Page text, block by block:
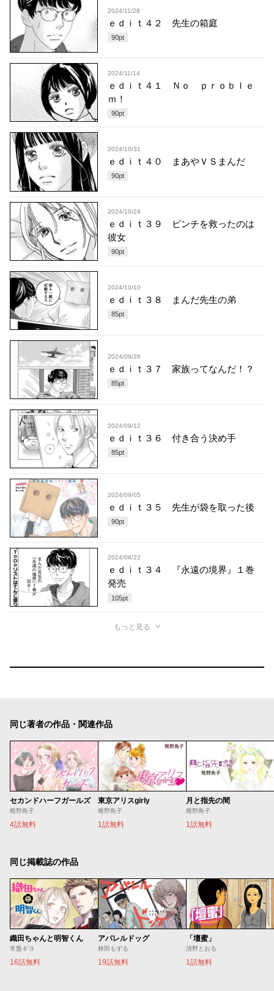
2024/11/28
ｅｄｉｔ４２ 先生の箱庭
90pt
2024/11/14
ｅｄｉｔ４１ Ｎｏ ｐｒｏｂｌｅ
ｍ！
90pt
2024/10/31
ｅｄｉｔ４０ まあやＶＳまんだ
90pt
2024/10/24
ｅｄｉｔ３９ ピンチを救ったのは
彼女
90pt
2024/10/10
ｅｄｉｔ３８ まんだ先生の弟
85pt
2024/09/26
ｅｄｉｔ３７ 家族ってなんだ！？
85pt
2024/09/12
ｅｄｉｔ３６ 付き合う決め手
85pt
2024/09/05
ｅｄｉｔ３５ 先生が袋を取った後
90pt
2024/08/22
ｅｄｉｔ３４ 『永遠の境界』１巻
発売
105pt
もっと見る
同じ著者の作品・関連作品
セカンドハーフガールズ
稚野鳥子
4話無料
東京アリスgirly
稚野鳥子
1話無料
月と指先の間
稚野鳥子
1話無料
同じ掲載誌の作品
織田ちゃんと明智くん
常盤ギヨ
16話無料
アパレルドッグ
林田もずる
19話無料
「壇蜜」
清野とおる
1話無料